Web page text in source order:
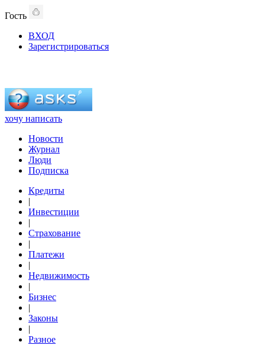
Гость
ВХОД
Зарегистрироваться
хочу написать
Новости
Журнал
Люди
Подписка
Кредиты
|
Инвестиции
|
Страхование
|
Платежи
|
Недвижимость
|
Бизнес
|
Законы
|
Разное